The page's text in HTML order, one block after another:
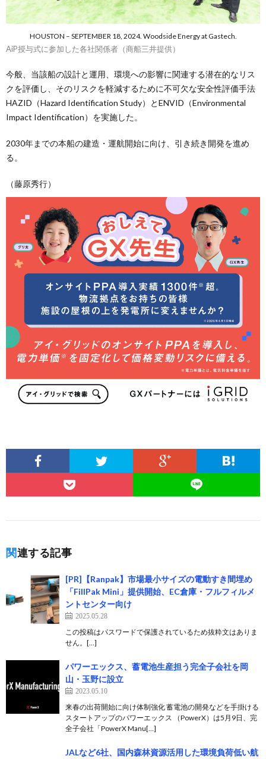
HOUSTON – SEPTEMBER 18, 2024. Woodside Energy at Gastech.
AiP授与式に参加した各社関係者（商船三井提供）
今般、当該船の設計と運用、環境への影響に関連する潜在的なリス
クを評価し、そのリスクを軽減するために不可欠な安全性評価手法
HAZID（Hazard Identification Study）とENVID（Environmental
Impact Identification）を実施した。
2030年までの本船の建造・運航開始に向け、引き続き開発を進め
る。
（藤原秀行）
関連する記事
[PR]【Ranpak】市場最小サイズの電動すき間埋め
「FillPak Mini」提供開始、EC倉庫・フルフィルメ
ントセンター向け
2025.05.28
この投稿はパスワードで保護されているため抜粋文はありま
せん。[…]
パワーエックス、蓄電池生産担う完全⼦会社を岡
山・玉野に設立
2023.05.10
来春の出荷開始に向け体制強化 蓄電池の開発などを手掛ける
スタートアップのパワーエックス （PowerX）は5月9日、完
全子会社「PowerX Manu[…]
JALなど6社、国内森林資源活用した環境負荷低い航